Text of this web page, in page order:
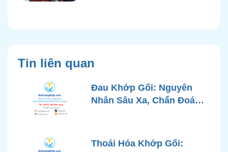
Tin liên quan
Đau Khớp Gối: Nguyên
Nhân Sâu Xa, Chẩn Đoán
Góc Nhìn Bác Sĩ Xương
Thoái Hóa Khớp Gối: